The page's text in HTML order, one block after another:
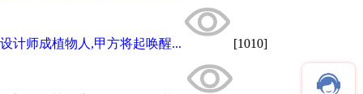
设计师成植物人,甲方将起唤醒... [1010]